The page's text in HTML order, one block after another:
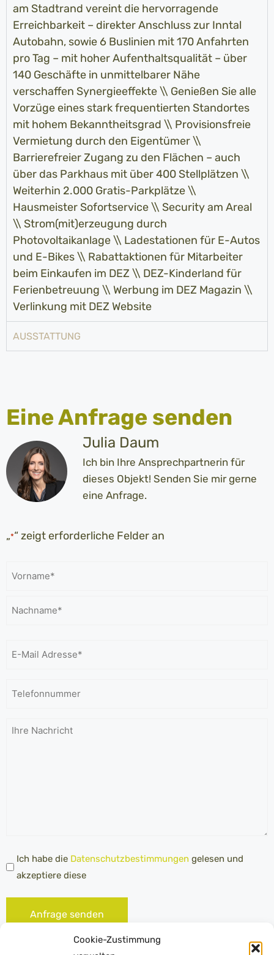
Cookie-Zustimmung
am Stadtrand vereint die hervorragende
Erreichbarkeit – direkter Anschluss zur Inntal
Autobahn, sowie 6 Buslinien mit 170 Anfahrten
pro Tag – mit hoher Aufenthaltsqualität – über
140 Geschäfte in unmittelbarer Nähe
verschaffen Synergieeffekte \\ Genießen Sie alle
Vorzüge eines stark frequentierten Standortes
mit hohem Bekanntheitsgrad \\ Provisionsfreie
Vermietung durch den Eigentümer \\
Barrierefreier Zugang zu den Flächen – auch
über das Parkhaus mit über 400 Stellplätzen \\
Weiterhin 2.000 Gratis-Parkplätze \\
Hausmeister Sofortservice \\ Security am Areal
\\ Strom(mit)erzeugung durch
Photovoltaikanlage \\ Ladestationen für E-Autos
und E-Bikes \\ Rabattaktionen für Mitarbeiter
beim Einkaufen im DEZ \\ DEZ-Kinderland für
Ferienbetreuung \\ Werbung im DEZ Magazin \\
Verlinkung mit DEZ Website
AUSSTATTUNG
Eine Anfrage senden
Julia Daum
Ich bin Ihre Ansprechpartnerin für
dieses Objekt! Senden Sie mir gerne
eine Anfrage.
„*“ zeigt erforderliche Felder an
Telefonnummer
Ihre
Datenschutz *
Ich habe die Datenschutzbestimmungen gelesen und
akzeptiere diese
Anfrage senden